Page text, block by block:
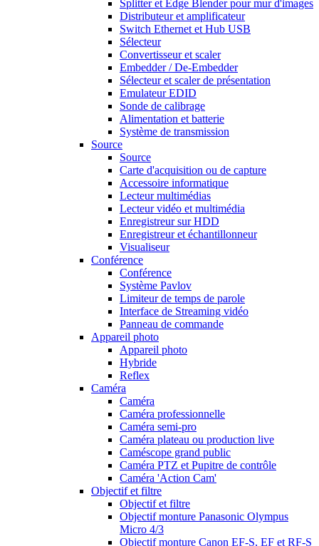
Splitter et Edge Blender pour mur d'images
Distributeur et amplificateur
Switch Ethernet et Hub USB
Sélecteur
Convertisseur et scaler
Embedder / De-Embedder
Sélecteur et scaler de présentation
Emulateur EDID
Sonde de calibrage
Alimentation et batterie
Système de transmission
Source
Source
Carte d'acquisition ou de capture
Accessoire informatique
Lecteur multimédias
Lecteur vidéo et multimédia
Enregistreur sur HDD
Enregistreur et échantillonneur
Visualiseur
Conférence
Conférence
Système Pavlov
Limiteur de temps de parole
Interface de Streaming vidéo
Panneau de commande
Appareil photo
Appareil photo
Hybride
Reflex
Caméra
Caméra
Caméra professionnelle
Caméra semi-pro
Caméra plateau ou production live
Caméscope grand public
Caméra PTZ et Pupitre de contrôle
Caméra 'Action Cam'
Objectif et filtre
Objectif et filtre
Objectif monture Panasonic Olympus
Micro 4/3
Objectif monture Canon EF-S, EF et RF-S